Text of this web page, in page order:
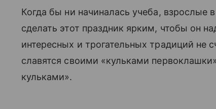
Когда бы ни начиналась учеба, взрослые
сделать этот праздник ярким, чтобы он
интересных и трогательных традиций не
славятся своими «кульками
кульками».